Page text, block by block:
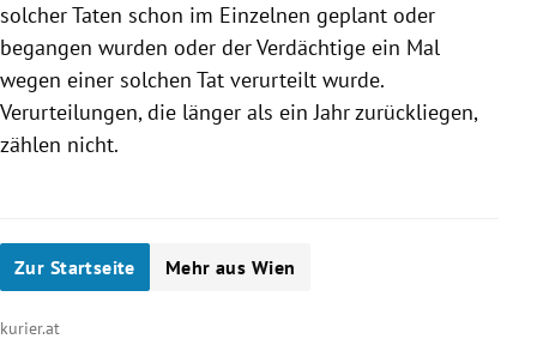
solcher Taten schon im Einzelnen geplant oder
begangen wurden oder der Verdächtige ein Mal
wegen einer solchen Tat verurteilt wurde.
Verurteilungen, die länger als ein Jahr zurückliegen,
zählen nicht.
Zur Startseite Mehr aus Wien
kurier.at